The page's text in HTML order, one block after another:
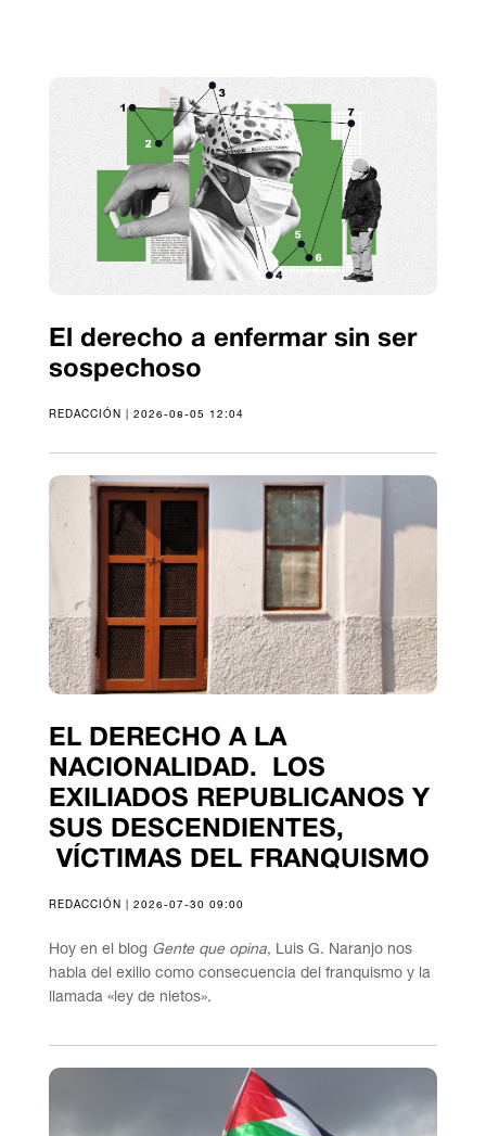
El derecho a enfermar sin ser
sospechoso
REDACCIÓN | 2026-08-05 12:04
EL DERECHO A LA
NACIONALIDAD. LOS
EXILIADOS REPUBLICANOS Y
SUS DESCENDIENTES,
VÍCTIMAS DEL FRANQUISMO
REDACCIÓN | 2026-07-30 09:00
Hoy en el blog Gente que opina, Luis G. Naranjo nos
habla del exilio como consecuencia del franquismo y la
llamada «ley de nietos».